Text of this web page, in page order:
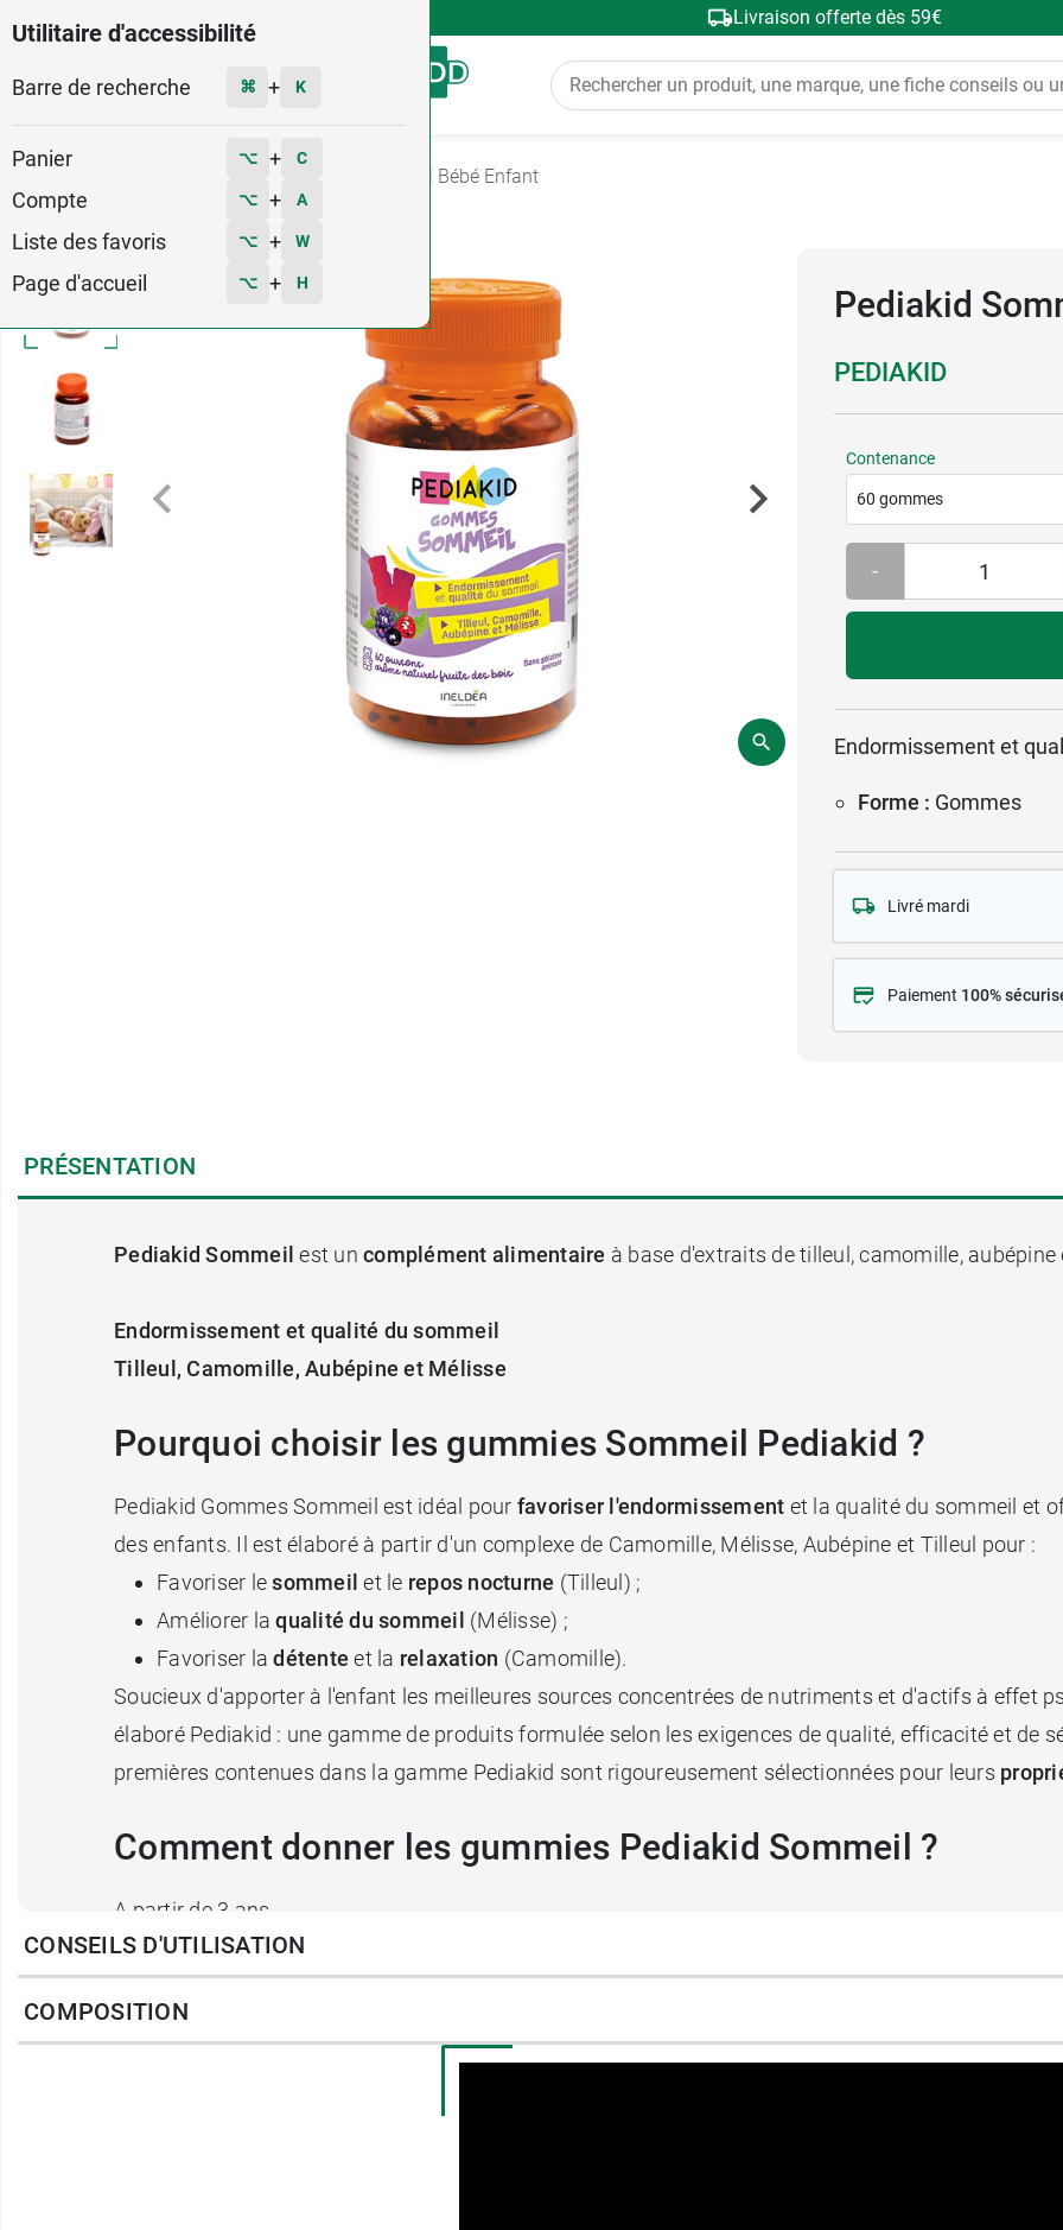
Utilitaire d'accessibilité
Barre de recherche ⌘ + K
Panier ⌥ + C
Compte ⌥ + A
Liste des favoris ⌥ + W
Page d'accueil ⌥ + H
Livraison offerte dès 59€
Menu
Sommeil Bébé Enfant
Pediakid
PEDIAKID
Contenance
60 gommes
-
Endormissement et
Forme : Gommes
Livré mardi
Paiement 100%
PRÉSENTATION
Pediakid Sommeil est un complément alimentaire à base d'extraits de tilleul, camomille, aubépine
Endormissement et qualité du sommeil
Tilleul, Camomille, Aubépine et Mélisse
Pourquoi choisir les gummies Sommeil Pediakid ?
Pediakid Gommes Sommeil est idéal pour favoriser l'endormissement et la qualité du sommeil et
des enfants. Il est élaboré à partir d'un complexe de Camomille, Mélisse, Aubépine et Tilleul pour :
Favoriser lesommeil et le repos nocturne (Tilleul) ;
Améliorer laqualité du sommeil (Mélisse) ;
Favoriser ladétente et la relaxation (Camomille).
Soucieux d'apporter à l'enfant les meilleures sources concentrées de nutriments et d'actifs à effet
élaboré Pediakid : une gamme de produits formulée selon les exigences de qualité, efficacité et de
premières contenues dans la gamme Pediakid sont rigoureusement sélectionnées pour leurs
Comment donner les gummies Pediakid Sommeil ?
A partir de 3 ans
Prendre 2 gommes par jour, le soir après le repas.
Ce produit peut également convenir à l'adulte de plus de 15 ans.
CONSEILS D'UTILISATION
COMPOSITION